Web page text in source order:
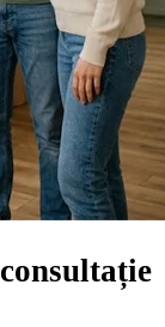
consultație